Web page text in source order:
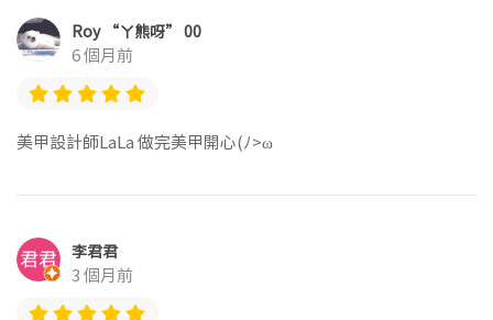
Roy “ㄚ熊呀” 00
6 個月前
美甲設計師LaLa 做完美甲開心(ﾉ>ω
李君君
3 個月前